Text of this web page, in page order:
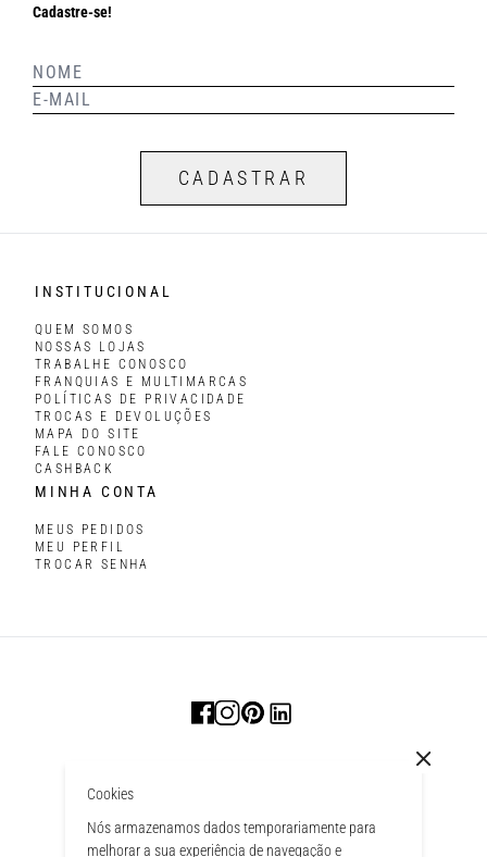
Cookies
Nós armazenamos dados temporariamente para
melhorar a sua experiência de navegação e
Cadastre-se!
CADASTRAR
INSTITUCIONAL
QUEM SOMOS
NOSSAS LOJAS
TRABALHE CONOSCO
FRANQUIAS E MULTIMARCAS
POLÍTICAS DE PRIVACIDADE
TROCAS E DEVOLUÇÕES
MAPA DO SITE
FALE CONOSCO
CASHBACK
MINHA CONTA
MEUS PEDIDOS
MEU PERFIL
TROCAR SENHA